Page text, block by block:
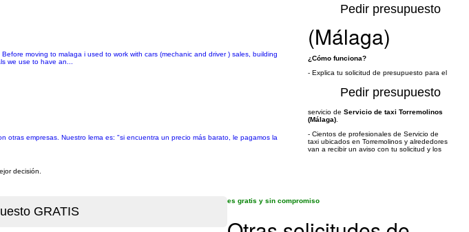
moving to malaga i used to work with cars (mechanic and driver ) sales, building
we use to have an...
Pedir presupuesto
otras empresas. Nuestro lema es: "si encuentra un precio más barato, le pagamos la
Pedir presupuesto
(Málaga)
¿Cómo funciona?
- Explica tu solicitud de presupuesto para el
servicio de Servicio de taxi Torremolinos
(Málaga)
- Cientos de profesionales de Servicio de
taxi ubicados en Torremolinos y alrededores
van a recibir un aviso con tu solicitud y los
decisión.
es gratis y sin compromiso